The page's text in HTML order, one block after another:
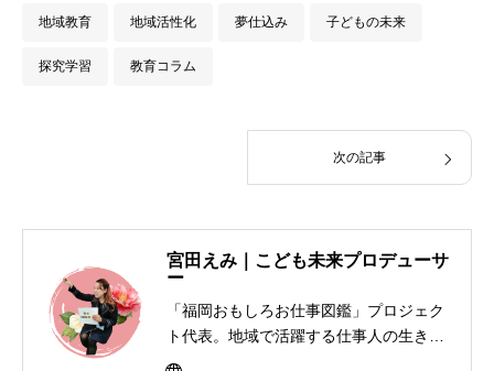
地域教育 地域活性化 夢仕込み 子どもの未来
探究学習 教育コラム
次の記事
宮田えみ｜こども未来プロデューサ
ー
「福岡おもしろお仕事図鑑」プロジェク
ト代表。地域で活躍する仕事人の生き方
を子どもたちに届けるキャリア教育活動